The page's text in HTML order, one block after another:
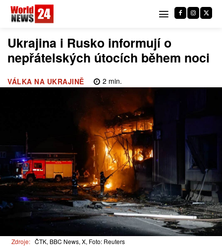
Ukrajina i Rusko informují o
nepřátelských útocích během noci
VÁLKA NA UKRAJINĚ 2 min.
Zdroje: ČTK, BBC News, X, Foto: Reuters